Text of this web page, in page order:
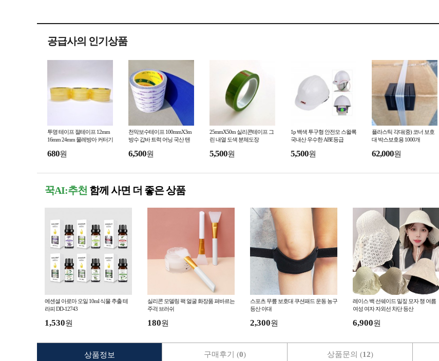
공급사의 인기상품
투명 테이프 절테이프 12mm
16mm 24mm 물레방아 커터기
680원
천막보수테이프 100mmX3m
방수 갑바 트럭 어닝 국산 텐
6,500원
25mmX50m 실리콘테이프 그
린 내열 도색 분체도장
5,500원
1p 백색 투구형 안전모 스왈록
국내산 우수한 ABE등급
5,500원
플라스틱 각대(중) 코너 보호
대 박스보호용 1000개
62,000원
꾹AI:추천 함께 사면 더 좋은 상품
에센셜 아로마 오일 10ml 식물 추출 테
라피 DD-12743
1,530원
실리콘 모델링 팩 얼굴 화장품 펴바르는
주걱 브러쉬
180원
스포츠 무릎 보호대 쿠션패드 운동 농구
등산 아대
2,300원
레이스 백 선쉐이드 밀짚 모자 챙 여름
여성 여자 자외선 차단 등산
6,900원
상품정보 구매후기 (0) 상품문의 (12)